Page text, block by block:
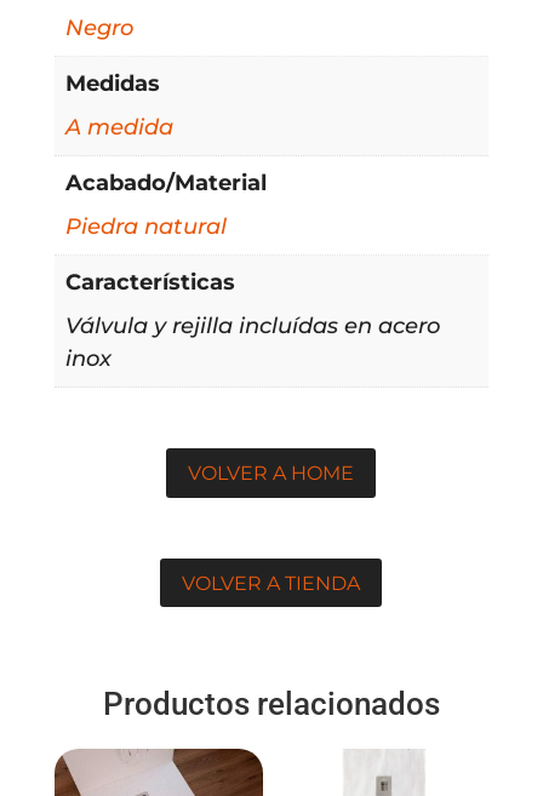
Negro
Medidas
A medida
Acabado/Material
Piedra natural
Características
Válvula y rejilla incluídas en acero
inox
VOLVER A HOME
VOLVER A TIENDA
Productos relacionados